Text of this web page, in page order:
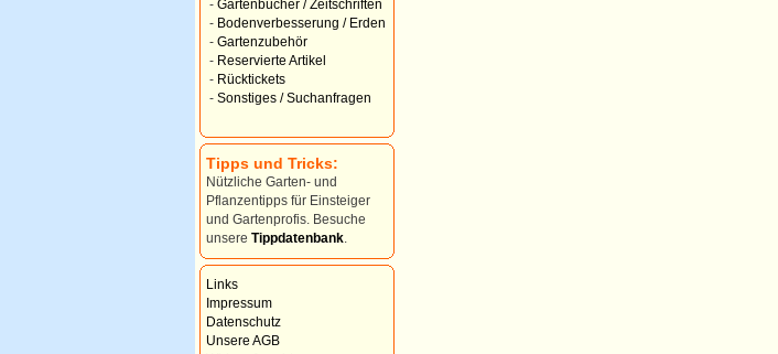
- Gartenbücher / Zeitschriften
- Bodenverbesserung / Erden
- Gartenzubehör
- Reservierte Artikel
- Rücktickets
- Sonstiges / Suchanfragen
Tipps und Tricks:
Nützliche Garten- und
Pflanzentipps für Einsteiger
und Gartenprofis. Besuche
unsere Tippdatenbank
Links
Impressum
Datenschutz
Unsere AGB